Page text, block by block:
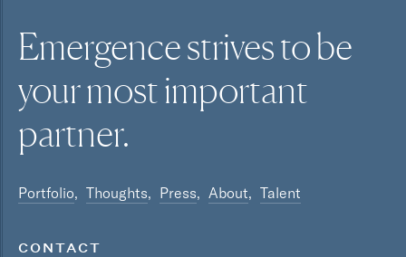
Emergence strives to be
your mostimportant
partner.
Portfolio Thoughts Press About Talent
CONTACT